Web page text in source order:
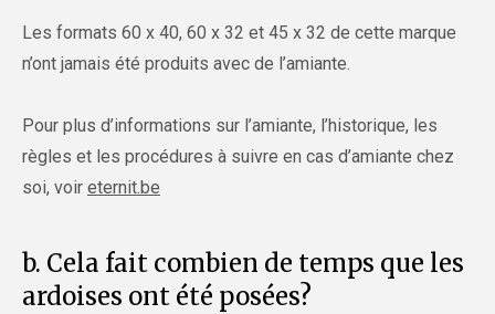
Les formats 60 x 40, 60 x 32 et 45 x 32 de cette marque
n’ont jamais été produits avec de l’amiante.
Pour plus d’informations sur l’amiante, l’historique, les
règles et les procédures à suivre en cas d’amiante chez
soi, voir eternit.be
b. Cela fait combien de temps que les
ardoises ont été posées?